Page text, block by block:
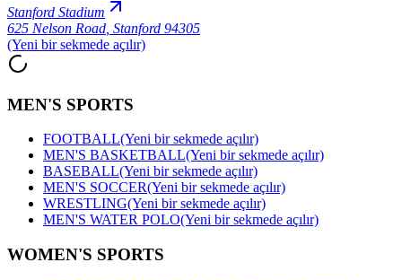
Stanford Stadium
625 Nelson Road Stanford 94305
(Yeni bir sekmede açılır)
MEN'S SPORTS
FOOTBALL(Yeni bir sekmede açılır)
MEN'S BASKETBALL(Yeni bir sekmede açılır)
BASEBALL(Yeni bir sekmede açılır)
MEN'S SOCCER(Yeni bir sekmede açılır)
WRESTLING(Yeni bir sekmede açılır)
MEN'S WATER POLO(Yeni bir sekmede açılır)
WOMEN'S SPORTS